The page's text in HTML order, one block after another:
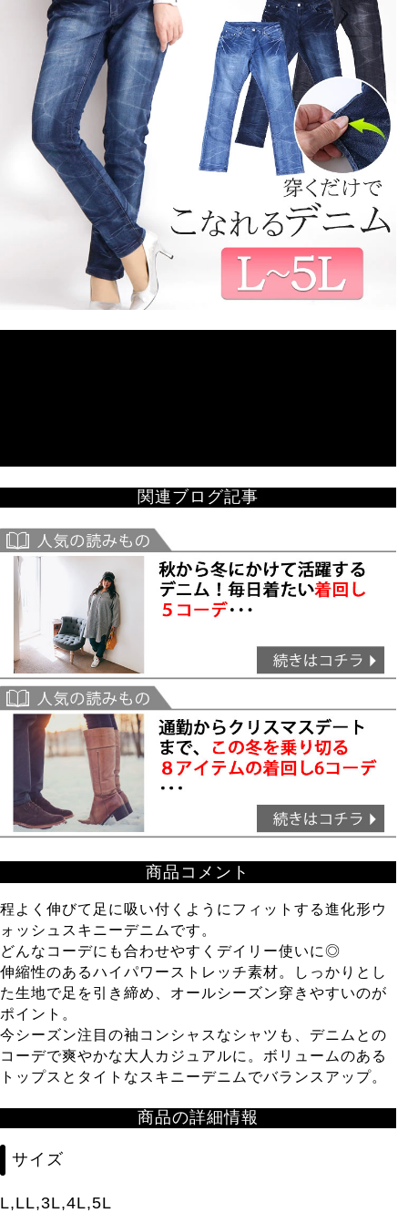
関連ブログ記事
商品コメント
程よく伸びて足に吸い付くようにフィットする進化形ウ
ォッシュスキニーデニムです。
どんなコーデにも合わせやすくデイリー使いに◎
伸縮性のあるハイパワーストレッチ素材。しっかりとし
た生地で足を引き締め、オールシーズン穿きやすいのが
ポイント。
今シーズン注目の袖コンシャスなシャツも、デニムとの
コーデで爽やかな大人カジュアルに。ボリュームのある
トップスとタイトなスキニーデニムでバランスアップ。
商品の詳細情報
サイズ
L,LL,3L,4L,5L